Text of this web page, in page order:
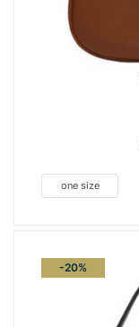
one size
-20%